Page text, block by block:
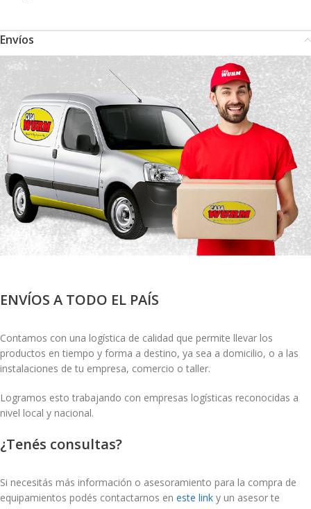
Envíos
ENVÍOS A TODO EL PAÍS
Contamos con una logística de calidad que permite llevar los
productos en tiempo y forma a destino, ya sea a domicilio, o a las
instalaciones de tu empresa, comercio o taller.
Logramos esto trabajando con empresas logísticas reconocidas a
nivel local y nacional.
¿Tenés consultas?
Si necesitás más información o asesoramiento para la compra de
equipamientos podés contactarnos en este link y un asesor te